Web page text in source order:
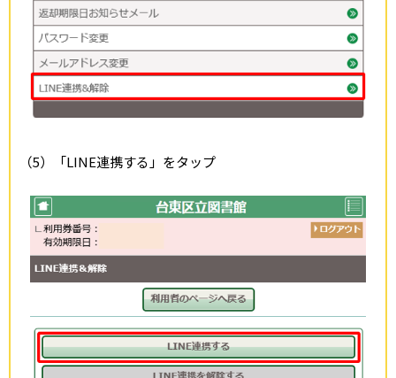
（5）「LINE連携する」をタップ